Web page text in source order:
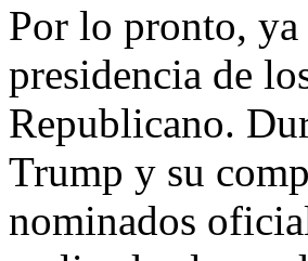
Por lo pronto,
presidencia de
Republicano.
Trump y su
nominados